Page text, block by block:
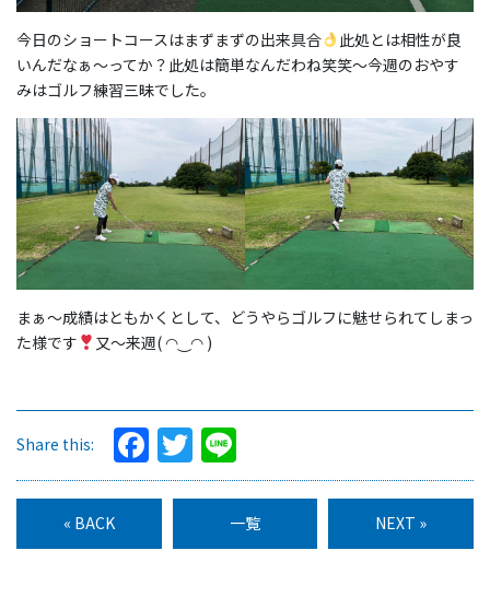
今日のショートコースはまずまずの出来具合
此処とは相性が良
いんだなぁ〜ってか？此処は簡単なんだわね笑笑〜今週のおやす
みはゴルフ練習三昧でした。
まぁ〜成績はともかくとして、どうやらゴルフに魅せられてしまっ
た様です
又〜来週( ◠‿◠ )
Share this: Facebook
Twitter
« BACK 一覧 NEXT »